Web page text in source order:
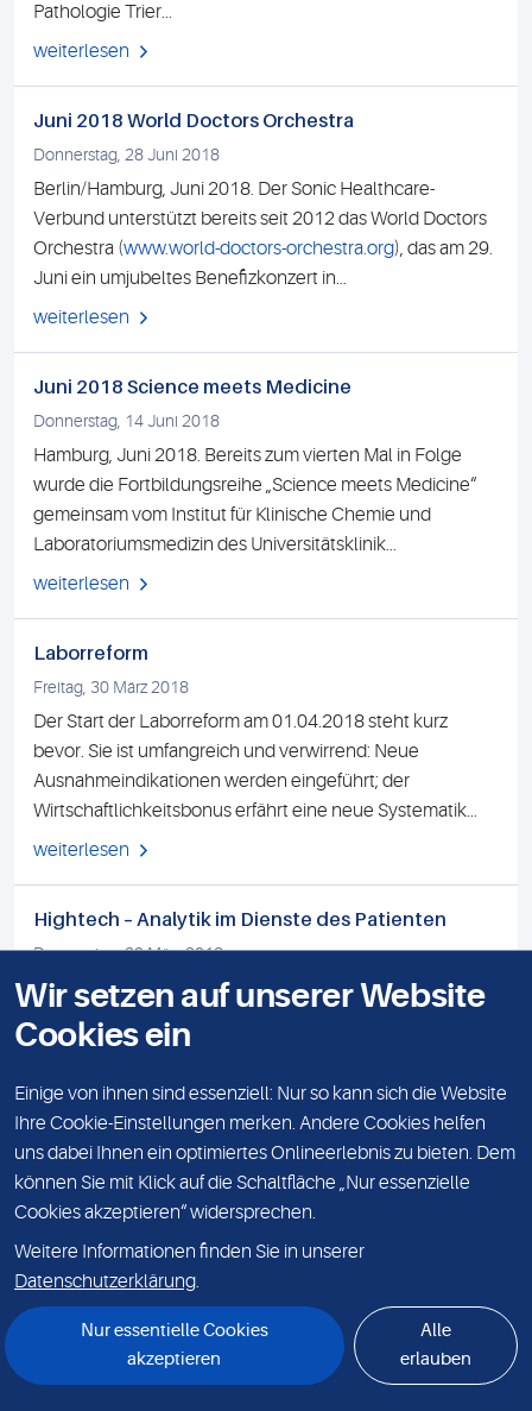
Pathologie Trier...
weiterlesen
Juni 2018 World Doctors Orchestra
Donnerstag, 28 Juni 2018
Berlin/Hamburg, Juni 2018. Der Sonic Healthcare-
Verbund unterstützt bereits seit 2012 das World Doctors
Orchestra (www.world-doctors-orchestra.org), das am 29.
Juni ein umjubeltes Benefizkonzert in...
weiterlesen
Juni 2018 Science meets Medicine
Donnerstag, 14 Juni 2018
Hamburg, Juni 2018. Bereits zum vierten Mal in Folge
wurde die Fortbildungsreihe „Science meets Medicine“
gemeinsam vom Institut für Klinische Chemie und
Laboratoriumsmedizin des Universitätsklinik...
weiterlesen
Laborreform
Freitag, 30 März 2018
Der Start der Laborreform am 01.04.2018 steht kurz
bevor. Sie ist umfangreich und verwirrend: Neue
Ausnahmeindikationen werden eingeführt; der
Wirtschaftlichkeitsbonus erfährt eine neue Systematik...
weiterlesen
Hightech – Analytik im Dienste des Patienten
Donnerstag, 29 März 2018
Die moderne Massenspektrometrie hat sich zu einem
integralen Bestandteil der Analytik spezialisierter
medizinischer Labore entwickelt.. Lesen Sie hier den
weiterlesen
Laborautomation: Sinnvolle Innovation
Dienstag, 27 März 2018
Die Anforderungen an eine moderne
Patientenversorgung mit Labormedizin und Mikrobiologie
werden im stationären wie ambulanten Umfeld
komplexer und stehen mehr und mehr in einem
Spannungsfeld. Lesen...
Wir setzen auf unserer Website
Cookies ein
Einige von ihnen sind essenziell: Nur so kann sich die Website
Ihre Cookie-Einstellungen merken. Andere Cookies helfen
uns dabei Ihnen ein optimiertes Onlineerlebnis zu bieten. Dem
können Sie mit Klick auf die Schaltfläche „Nur essenzielle
Cookies akzeptieren“ widersprechen.
Weitere Informationen finden Sie in unserer
Datenschutzerklärung.
Nur essentielle Cookies
akzeptieren
Alle
erlauben